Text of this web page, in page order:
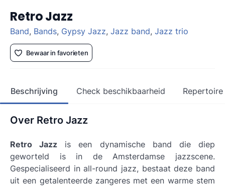
Retro Jazz
Band, Bands, Gypsy Jazz, Jazz band, Jazz trio
Bewaar in favorieten
Beschrijving Check beschikbaarheid Repertoire
Over Retro Jazz
Retro Jazz is een dynamische band die diep
geworteld is in de Amsterdamse jazzscene.
Gespecialiseerd in all-round jazz, bestaat deze band
uit een getalenteerde zangeres met een warme stem